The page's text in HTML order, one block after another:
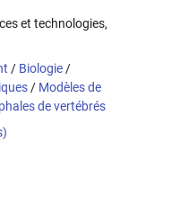
et technologies,
/ Biologie/
/ Modèles de
de vertébrés